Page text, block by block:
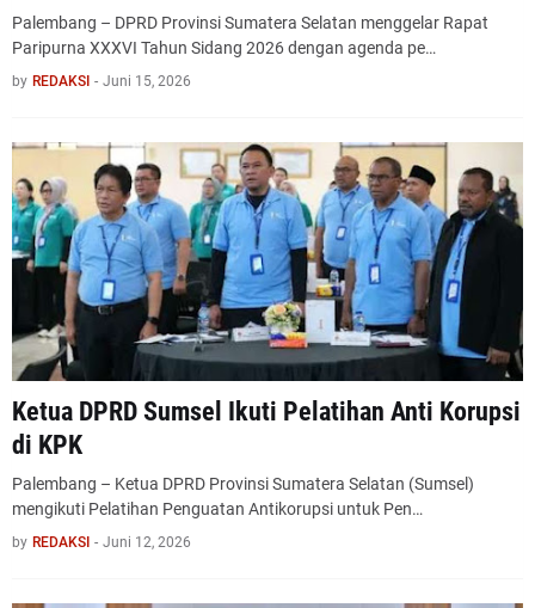
Palembang – DPRD Provinsi Sumatera Selatan menggelar Rapat
Paripurna XXXVI Tahun Sidang 2026 dengan agenda pe…
by REDAKSI - Juni 15, 2026
Ketua DPRD Sumsel Ikuti Pelatihan Anti Korupsi
di KPK
Palembang – Ketua DPRD Provinsi Sumatera Selatan (Sumsel)
mengikuti Pelatihan Penguatan Antikorupsi untuk Pen…
by REDAKSI - Juni 12, 2026